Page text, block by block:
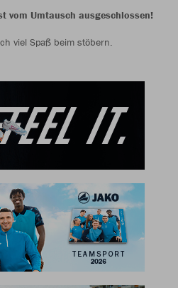
vom Umtausch ausgeschlossen!
viel Spaß beim stöbern.